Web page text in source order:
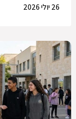
26 יולי 2026